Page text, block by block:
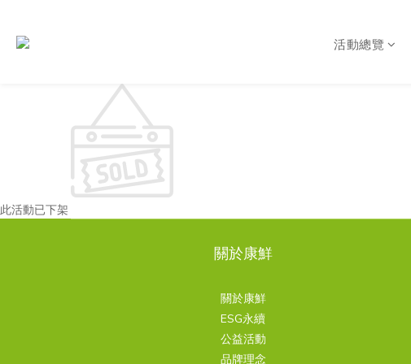
活動總覽
此活動已下架
關於康鮮
關於康鮮
ESG永續
公益活動
品牌理念